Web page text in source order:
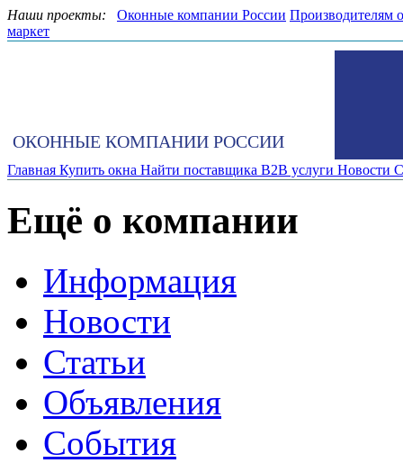
Наши проекты: Оконные компании России Производителям
маркет
ОКОННЫЕ КОМПАНИИ РОССИИ
Главная Купить окна Найти поставщика B2B услуги Новости
Ещё о компании
Информация
Новости
Статьи
Объявления
События